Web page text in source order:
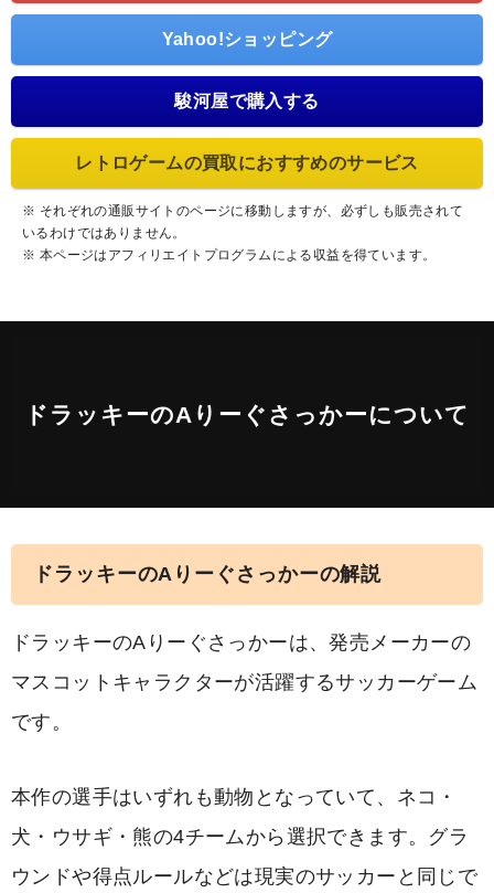
Yahoo!ショッピング
駿河屋で購入する
レトロゲームの買取におすすめのサービス
※ それぞれの通販サイトのページに移動しますが、必ずしも販売されて
いるわけではありません。
※ 本ページはアフィリエイトプログラムによる収益を得ています。
ドラッキーのAりーぐさっかーについて
ドラッキーのAりーぐさっかーの解説
ドラッキーのAりーぐさっかーは、発売メーカーの
マスコットキャラクターが活躍するサッカーゲーム
です。
本作の選手はいずれも動物となっていて、ネコ・
犬・ウサギ・熊の4チームから選択できます。グラ
ウンドや得点ルールなどは現実のサッカーと同じで